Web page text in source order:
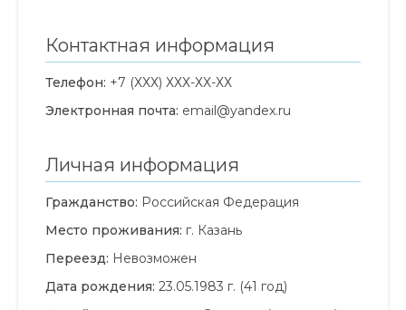
Контактная информация
Телефон: +7 (ХХХ) ХХХ-ХХ-ХХ
Электронная почта: email@yandex.ru
Личная информация
Гражданство: Российская Федерация
Место проживания: г. Казань
Переезд: Невозможен
Дата рождения: 23.05.1983 г. (41 год)